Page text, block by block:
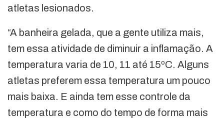
atletas lesionados.
“A banheira gelada, que a gente utiliza mais,
tem essa atividade de diminuir a inflamação. A
temperatura varia de 10, 11 até 15ºC. Alguns
atletas preferem essa temperatura um pouco
mais baixa. E ainda tem esse controle da
temperatura e como do tempo de forma mais